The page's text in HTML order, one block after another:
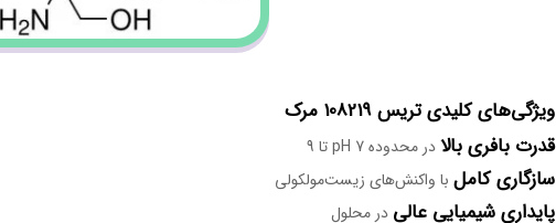
ویژگی‌های کلیدی تریس 108219 مرک
قدرت بافری بالادر محدوده pH 7 تا 9
سازگاری کامل با واکنش‌های زیست‌مولکولی
پایداری شیمیایی عالی در محلول